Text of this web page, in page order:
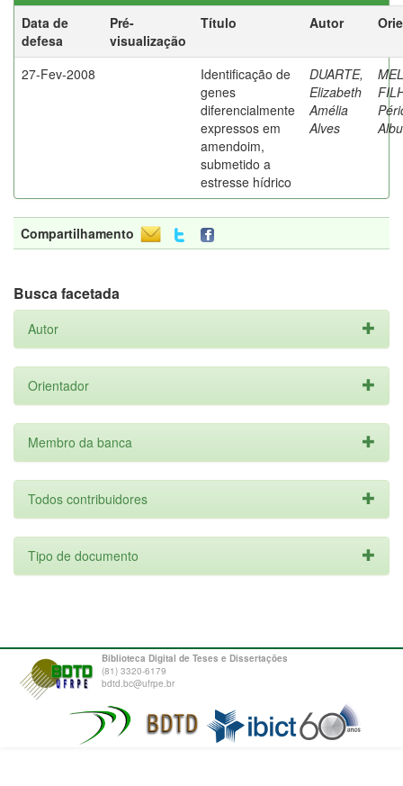
Data de
defesa
Pré-
visualização
Título Autor
27-Fev-2008
Identificação de
genes
diferencialmente
expressos em
amendoim,
submetido a
estresse hídrico
DUARTE,
Elizabeth
Amélia
Alves
Compartilhamento
Busca facetada
Autor
Orientador
Membro da banca
Todos contribuidores
Tipo de documento
Biblioteca Digital de Teses e Dissertações
(81) 3320-6179
bdtd.bc@ufrpe.br